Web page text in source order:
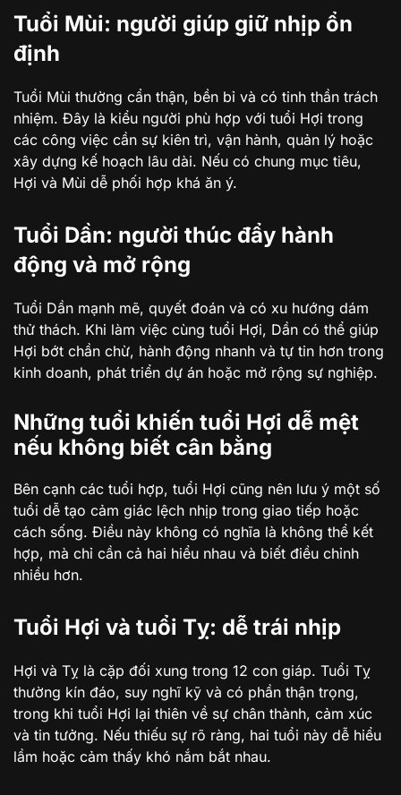
Tuổi Mùi: người giúp giữ nhịp ổn
định
Tuổi Mùi thường cẩn thận, bền bỉ và có tinh thần trách
nhiệm. Đây là kiểu người phù hợp với tuổi Hợi trong
các công việc cần sự kiên trì, vận hành, quản lý hoặc
xây dựng kế hoạch lâu dài. Nếu có chung mục tiêu,
Hợi và Mùi dễ phối hợp khá ăn ý.
Tuổi Dần: người thúc đẩy hành
động và mở rộng
Tuổi Dần mạnh mẽ, quyết đoán và có xu hướng dám
thử thách. Khi làm việc cùng tuổi Hợi, Dần có thể giúp
Hợi bớt chần chừ, hành động nhanh và tự tin hơn trong
kinh doanh, phát triển dự án hoặc mở rộng sự nghiệp.
Những tuổi khiến tuổi Hợi dễ mệt
nếu không biết cân bằng
Bên cạnh các tuổi hợp, tuổi Hợi cũng nên lưu ý một số
tuổi dễ tạo cảm giác lệch nhịp trong giao tiếp hoặc
cách sống. Điều này không có nghĩa là không thể kết
hợp, mà chỉ cần cả hai hiểu nhau và biết điều chỉnh
nhiều hơn.
Tuổi Hợi và tuổi Tỵ: dễ trái nhịp
Hợi và Tỵ là cặp đối xung trong 12 con giáp. Tuổi Tỵ
thường kín đáo, suy nghĩ kỹ và có phần thận trọng,
trong khi tuổi Hợi lại thiên về sự chân thành, cảm xúc
và tin tưởng. Nếu thiếu sự rõ ràng, hai tuổi này dễ hiểu
lầm hoặc cảm thấy khó nắm bắt nhau.